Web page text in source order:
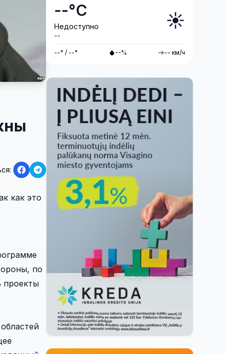
как это
по
проекты
--°C
Недоступно
--
☀️
--° / --° --% -- км/ч